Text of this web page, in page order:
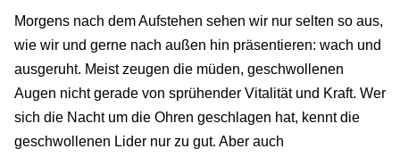
Morgens nach dem Aufstehen sehen wir nur selten so aus,
wie wir und gerne nach außen hin präsentieren: wach und
ausgeruht. Meist zeugen die müden, geschwollenen
Augen nicht gerade von sprühender Vitalität und Kraft. Wer
sich die Nacht um die Ohren geschlagen hat, kennt die
geschwollenen Lider nur zu gut. Aber auch